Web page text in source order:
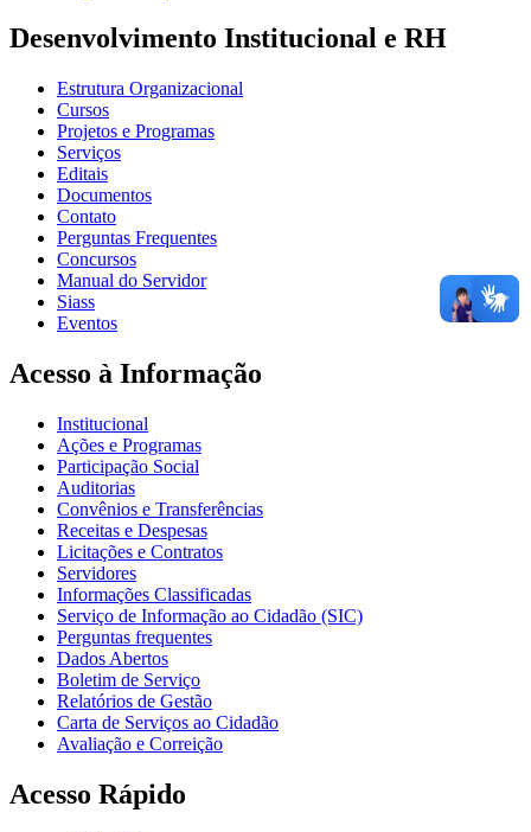
Desenvolvimento Institucional e RH
Estrutura Organizacional
Cursos
Projetos e Programas
Serviços
Editais
Documentos
Contato
Perguntas Frequentes
Concursos
Manual do Servidor
Siass
Eventos
Acesso à Informação
Institucional
Ações e Programas
Participação Social
Auditorias
Convênios e Transferências
Receitas e Despesas
Licitações e Contratos
Servidores
Informações Classificadas
Serviço de Informação ao Cidadão (SIC)
Perguntas frequentes
Dados Abertos
Boletim de Serviço
Relatórios de Gestão
Carta de Serviços ao Cidadão
Avaliação e Correição
Acesso Rápido